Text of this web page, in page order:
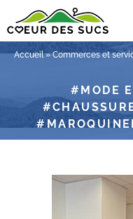
Accueil»Commerces et
MODE